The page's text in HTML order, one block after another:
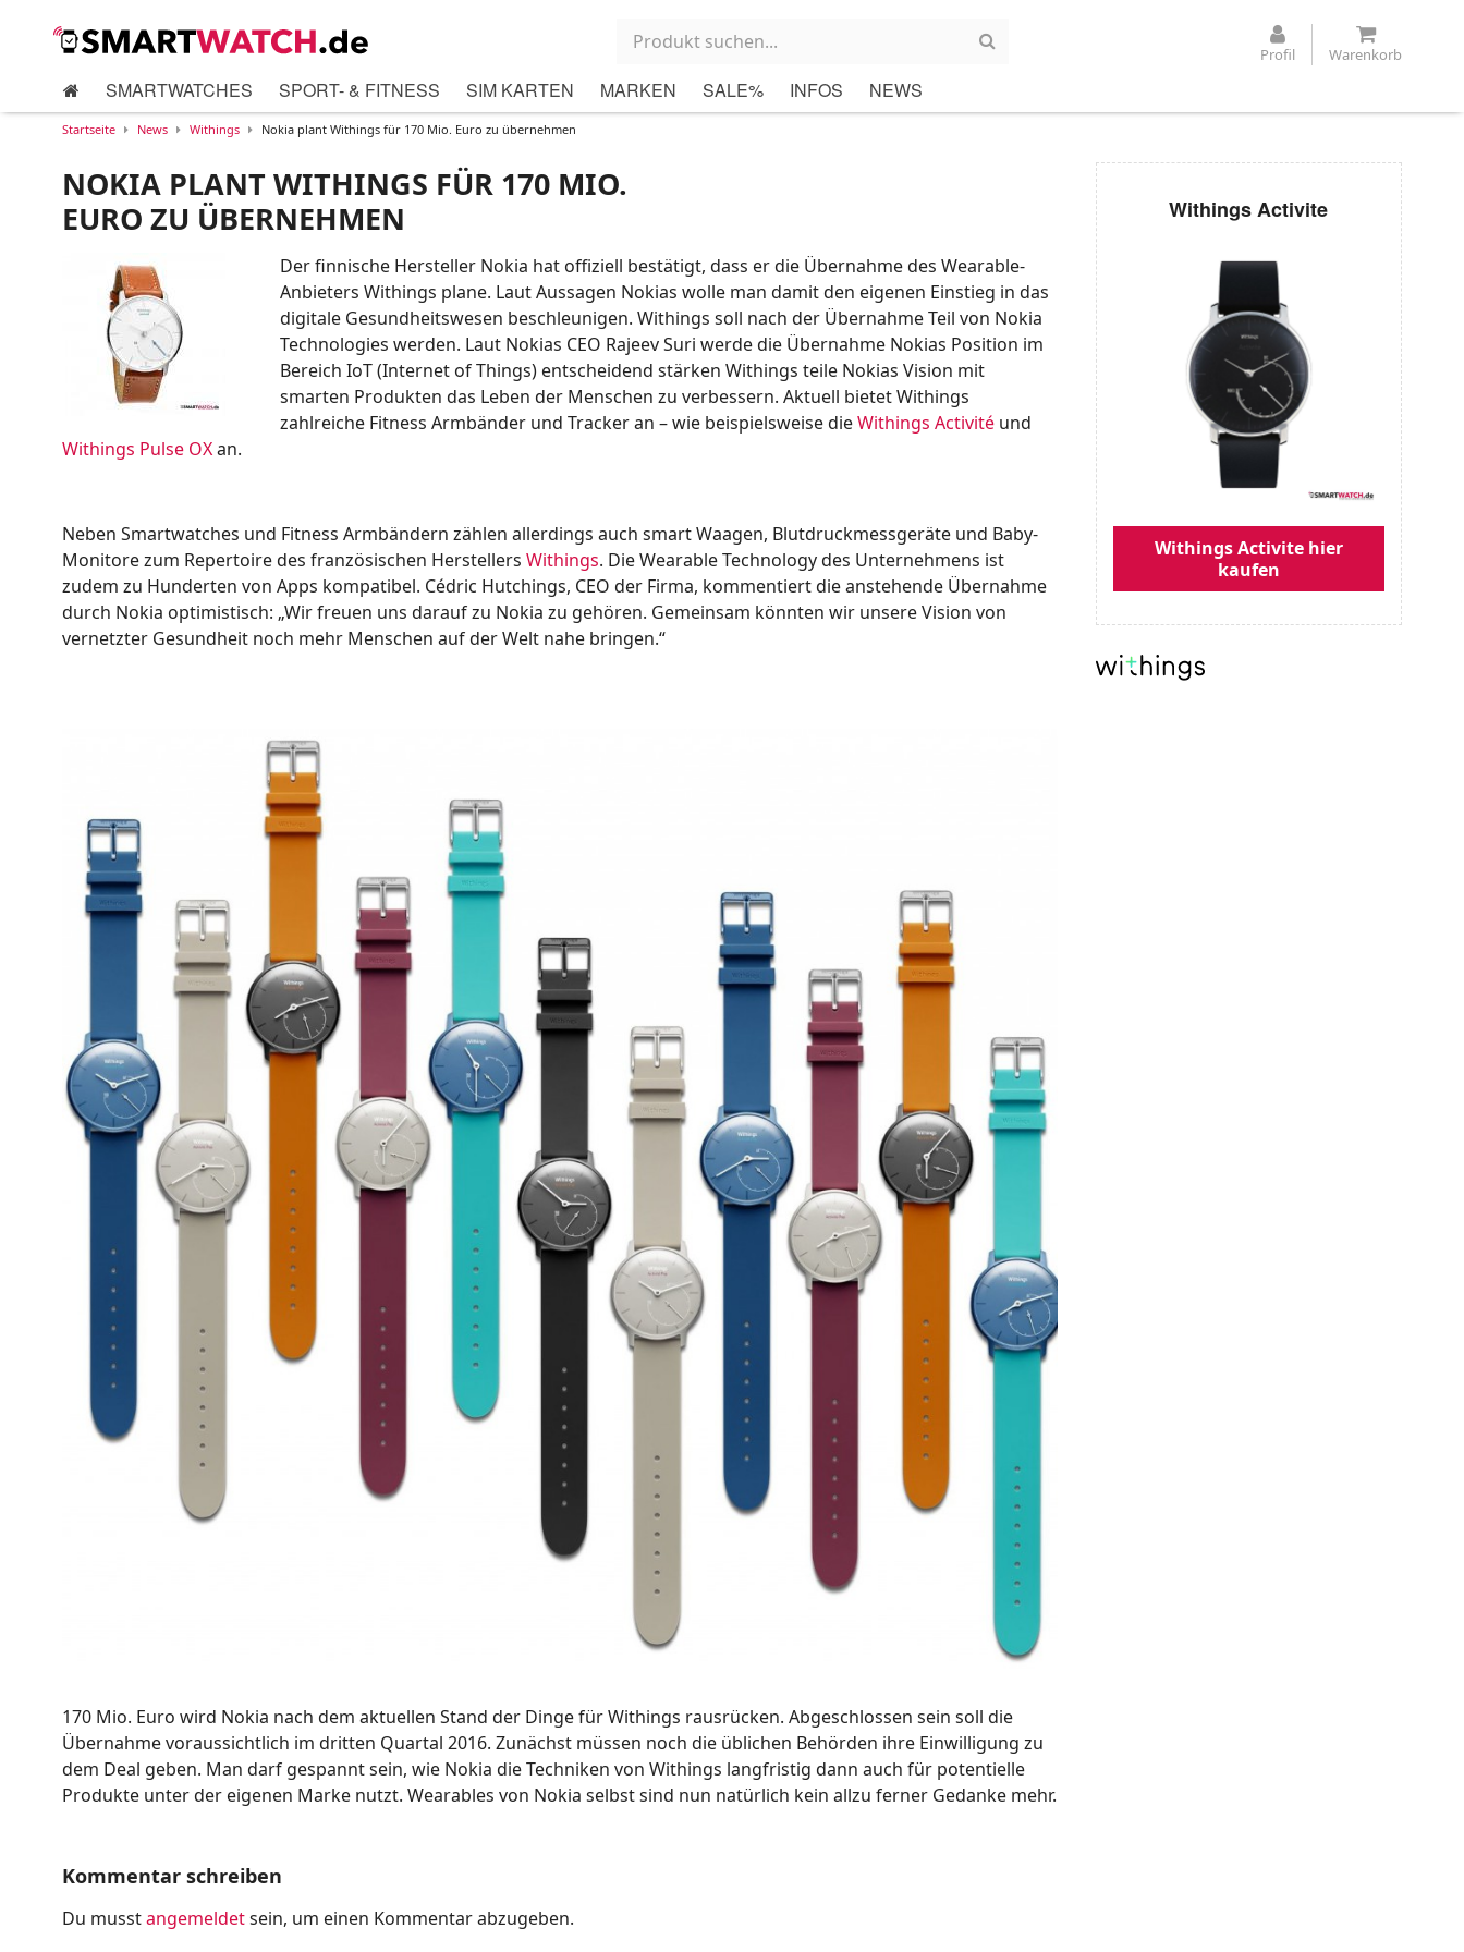
Profil Warenkorb
SMARTWATCHES SPORT- & FITNESS SIM KARTEN MARKEN SALE% INFOS NEWS
Startseite News Withings Nokia plant Withings für 170 Mio. Euro zu übernehmen
NOKIA PLANT WITHINGS FÜR 170 MIO.
EURO ZU ÜBERNEHMEN
Der finnische Hersteller Nokia hat offiziell bestätigt, dass er die Übernahme des Wearable-
Anbieters Withings plane. Laut Aussagen Nokias wolle man damit den eigenen Einstieg in das
digitale Gesundheitswesen beschleunigen. Withings soll nach der Übernahme Teil von Nokia
Technologies werden. Laut Nokias CEO Rajeev Suri werde die Übernahme Nokias Position im
Bereich IoT (Internet of Things) entscheidend stärken Withings teile Nokias Vision mit
smarten Produkten das Leben der Menschen zu verbessern. Aktuell bietet Withings
zahlreiche Fitness Armbänder und Tracker an – wie beispielsweise dieWithings Activité und
Withings Pulse OXan.
Neben Smartwatches und Fitness Armbändern zählen allerdings auch smart Waagen, Blutdruckmessgeräte und Baby-
Monitore zum Repertoire des französischen Herstellers Withings. Die Wearable Technology des Unternehmens ist
zudem zu Hunderten von Apps kompatibel. Cédric Hutchings, CEO der Firma, kommentiert die anstehende Übernahme
durch Nokia optimistisch: „Wir freuen uns darauf zu Nokia zu gehören. Gemeinsam könnten wir unsere Vision von
vernetzter Gesundheit noch mehr Menschen auf der Welt nahe bringen.“
170 Mio. Euro wird Nokia nach dem aktuellen Stand der Dinge für Withings rausrücken. Abgeschlossen sein soll die
Übernahme voraussichtlich im dritten Quartal 2016. Zunächst müssen noch die üblichen Behörden ihre Einwilligung zu
dem Deal geben. Man darf gespannt sein, wie Nokia die Techniken von Withings langfristig dann auch für potentielle
Produkte unter der eigenen Marke nutzt. Wearables von Nokia selbst sind nun natürlich kein allzu ferner Gedanke mehr.
Kommentar schreiben
Du musstangemeldetsein, um einen Kommentar abzugeben.
Withings Activite
Withings Activite hier
kaufen